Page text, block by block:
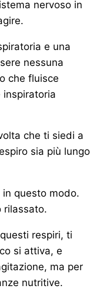
nervoso in
e una
nessuna
che fluisce
inspiratoria
che ti siedi a
sia più lungo
questo modo.
rilassato.
respiri, ti
si attiva, e
ma per
nutritive.